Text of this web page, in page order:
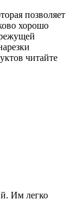
позволяет
хорошо
читайте
Им легко